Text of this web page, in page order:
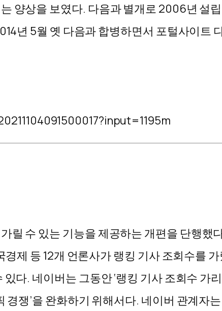
양상을 보였다. 다음과 별개로 2006년 설
년 5월 옛 다음과 합병하면서 포털사이트
릴 수 있는 기능을 제공하는 개편을 단행했
제 등 12개 언론사가 랭킹 기사 조회수를
다. 네이버는 그동안 ‘랭킹 기사 조회수 가
경쟁’을 완화하기 위해서다. 네이버 관계자